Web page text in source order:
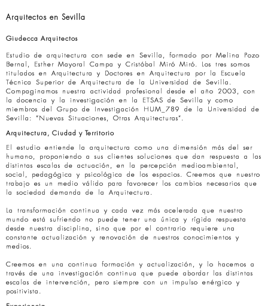
Arquitectos en Sevilla
Giudecca Arquitectos
Estudio de arquitectura con sede en Sevilla, formado por Melina Pozo
Bernal, Esther Mayoral Campa y Cristóbal Miró Miró. Los tres somos
titulados en Arquitectura y Doctores en Arquitectura por la Escuela
Técnica Superior de Arquitectura de la Universidad de Sevilla.
Compaginamos nuestra actividad profesional desde el año 2003, con
la docencia y la investigación en la ETSAS de Sevilla y como
miembros del Grupo de Investigación HUM_789 de la Universidad de
Sevilla: “Nuevas Situaciones, Otras Arquitecturas”.
Arquitectura, Ciudad y Territorio
El estudio entiende la arquitectura como una dimensión más del ser
humano, proponiendo a sus clientes soluciones que dan respuesta a las
distintas escalas de actuación, en la percepción medioambiental,
social, pedagógica y psicológica de los espacios. Creemos que nuestro
trabajo es un medio válido para favorecer los cambios necesarios que
la sociedad demanda de la Arquitectura.
La transformación continua y cada vez más acelerada que nuestro
mundo está sufriendo no puede tener una única y rígida respuesta
desde nuestra disciplina, sino que por el contrario requiere una
constante actualización y renovación de nuestros conocimientos y
medios.
Creemos en una continua formación y actualización, y lo hacemos a
través de una investigación continua que puede abordar las distintas
escalas de intervención, pero siempre con un impulso enérgico y
positivista.